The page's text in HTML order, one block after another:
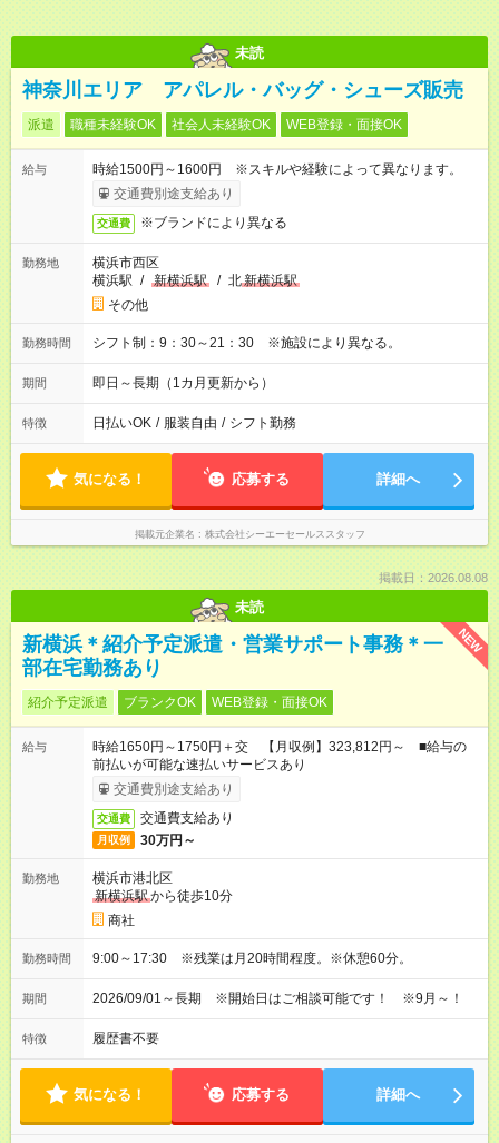
未読
神奈川エリア アパレル・バッグ・シューズ販売
派遣 職種未経験OK 社会人未経験OK WEB登録・面接OK
給与
時給1500円～1600円 ※スキルや経験によって異なります。
交通費別途支給あり
交通費 ※ブランドにより異なる
勤務地
横浜市西区
横浜駅 / 新横浜駅 / 北新横浜駅
その他
勤務時間 シフト制：9：30～21：30 ※施設により異なる。
期間 即日～長期（1カ月更新から）
特徴 日払いOK / 服装自由 / シフト勤務
気になる！ 応募する 詳細へ
掲載元企業名 株式会社シーエーセールススタッフ
掲載日：2026.08.08
未読
NEW
新横浜＊紹介予定派遣・営業サポート事務＊一
部在宅勤務あり
紹介予定派遣 ブランクOK WEB登録・面接OK
給与
時給1650円～1750円＋交 【月収例】323,812円～ ■給与の
前払いが可能な速払いサービスあり
交通費別途支給あり
交通費 交通費支給あり
月収例 30万円～
勤務地
横浜市港北区
新横浜駅から徒歩10分
商社
勤務時間 9:00～17:30 ※残業は月20時間程度。※休憩60分。
期間 2026/09/01～長期 ※開始日はご相談可能です！ ※9月～！
特徴 履歴書不要
気になる！ 応募する 詳細へ